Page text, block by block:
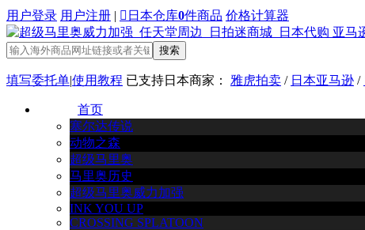
用户登录 用户注册 |  日本仓库0件商品 价格计算器
搜索
填写委托单|使用教程 已支持日本商家： 雅虎拍卖 / 日本亚马逊 /
首页
塞尔达传说
动物之森
超级马里奥
马里奥历史
超级马里奥威力加强
INK YOU UP
CROSSING SPLATOON